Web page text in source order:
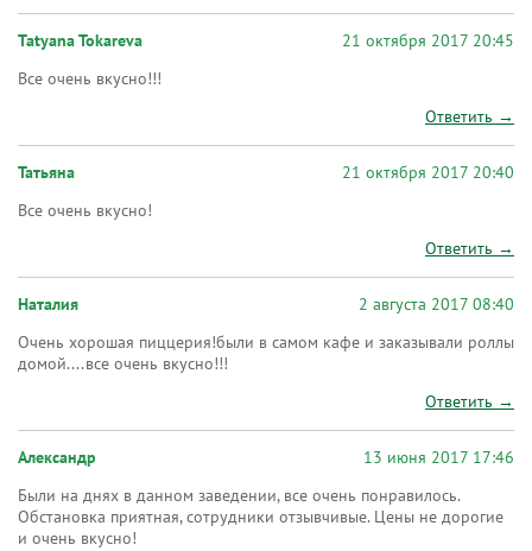
Tatyana Tokareva
21 октября 2017 20:45
Все очень вкусно!!!
Ответить →
Татьяна
21 октября 2017 20:40
Все очень вкусно!
Ответить →
Наталия
2 августа 2017 08:40
Очень хорошая пиццерия!были в самом кафе и заказывали роллы
домой....все очень вкусно!!!
Ответить →
Александр
13 июня 2017 17:46
Были на днях в данном заведении, все очень понравилось.
Обстановка приятная, сотрудники отзывчивые. Цены не дорогие
и очень вкусно!